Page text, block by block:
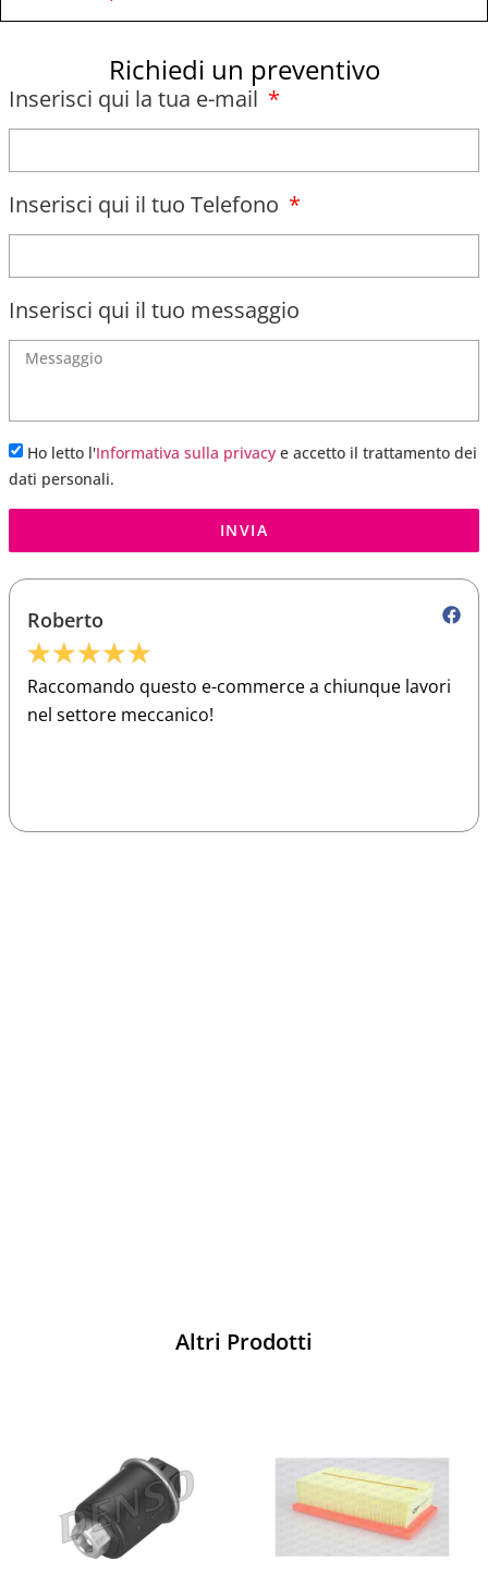
Richiedi un preventivo
Inserisci qui la tua e-mail
Inserisci qui il tuo Telefono
Inserisci qui il tuo messaggio
Ho letto l'Informativa sulla privacy e accetto il trattamento dei
dati personali.
INVIA
Roberto
★★★★★
Raccomando questo e-commerce a chiunque lavori
nel settore meccanico!
Altri Prodotti